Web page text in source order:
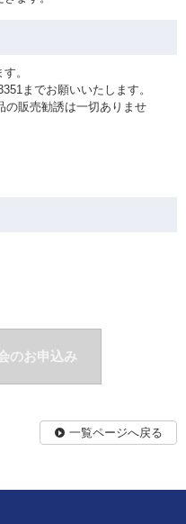
。
までお願いいたします。
の販売勧誘は一切ありませ
のお申込み
一覧ページへ戻る